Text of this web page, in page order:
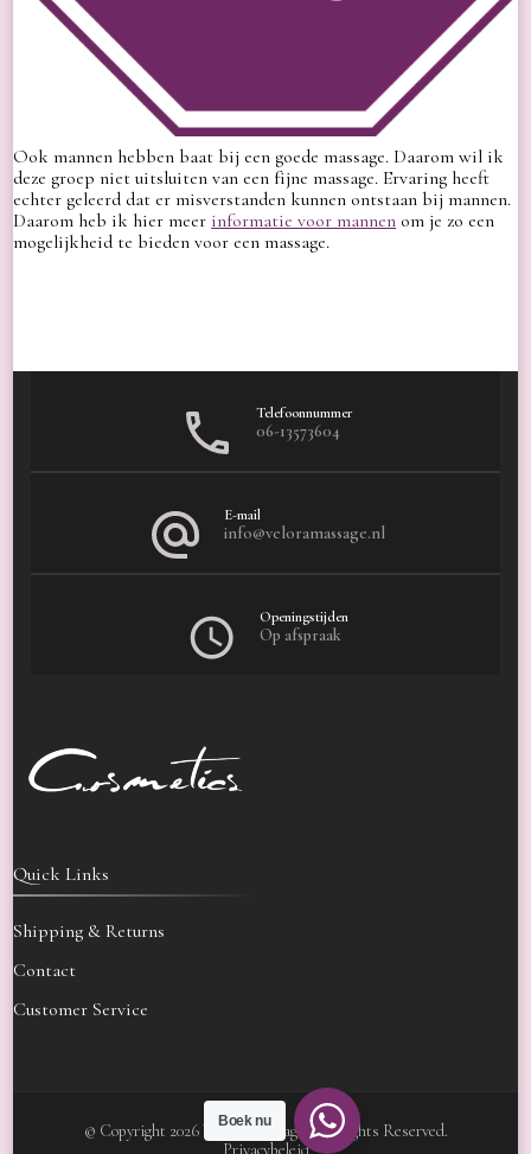
Ook mannen hebben baat bij een goede massage. Daarom wil ik
deze groep niet uitsluiten van een fijne massage. Ervaring heeft
echter geleerd dat er misverstanden kunnen ontstaan bij mannen.
Daarom heb ik hier meer informatie voor mannen om je zo een
mogelijkheid te bieden voor een massage.
Telefoonnummer
06-13573604
E-mail
info@veloramassage.nl
Openingstijden
Op afspraak
Quick Links
Shipping & Returns
Contact
Customer Service
© Copyright 2026Velora Massage . All Rights Reserved.
Privacybeleid
Boek nu